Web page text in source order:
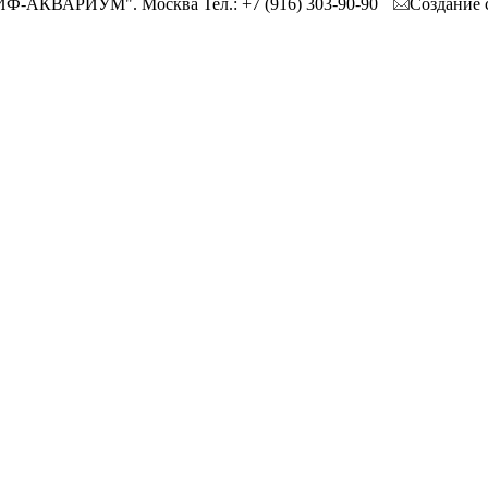
АКВАРИУМ". Москва Тел.: +7 (916) 303-90-90 Создание